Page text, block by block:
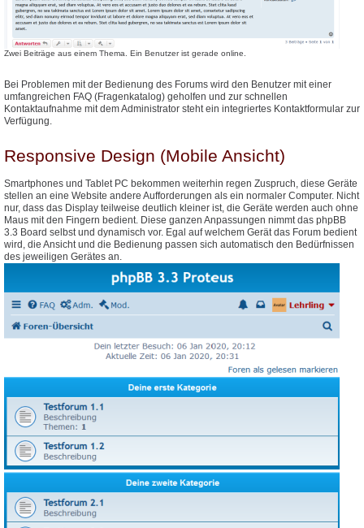
Zwei Beiträge aus einem Thema. Ein Benutzer ist gerade online.
Bei Problemen mit der Bedienung des Forums wird den Benutzer mit einer
umfangreichen FAQ (Fragenkatalog) geholfen und zur schnellen
Kontaktaufnahme mit dem Administrator steht ein integriertes Kontaktformular zur
Verfügung.
Responsive Design (Mobile Ansicht)
Smartphones und Tablet PC bekommen weiterhin regen Zuspruch, diese Geräte
stellen an eine Website andere Aufforderungen als ein normaler Computer. Nicht
nur, dass das Display teilweise deutlich kleiner ist, die Geräte werden auch ohne
Maus mit den Fingern bedient. Diese ganzen Anpassungen nimmt das phpBB
3.3 Board selbst und dynamisch vor. Egal auf welchem Gerät das Forum bedient
wird, die Ansicht und die Bedienung passen sich automatisch den Bedürfnissen
des jeweiligen Gerätes an.